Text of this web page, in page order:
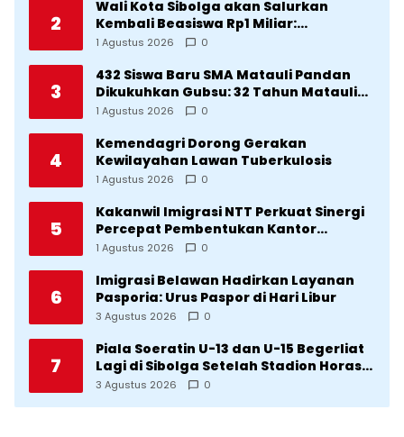
2
Wali Kota Sibolga akan Salurkan
Kembali Beasiswa Rp1 Miliar:
Diproritaskan Mahasiswa Korban
1 Agustus 2026 0
3
432 Siswa Baru SMA Matauli Pandan
Dikukuhkan Gubsu: 32 Tahun Matauli
Cetak SDM Unggul
1 Agustus 2026 0
4
Kemendagri Dorong Gerakan
Kewilayahan Lawan Tuberkulosis
1 Agustus 2026 0
5
Kakanwil Imigrasi NTT Perkuat Sinergi
Percepat Pembentukan Kantor
Imigrasi Sumba Timur
1 Agustus 2026 0
6
Imigrasi Belawan Hadirkan Layanan
Pasporia: Urus Paspor di Hari Libur
3 Agustus 2026 0
7
Piala Soeratin U-13 dan U-15 Begerliat
Lagi di Sibolga Setelah Stadion Horas
Direvitalisasi Wali Kota
3 Agustus 2026 0